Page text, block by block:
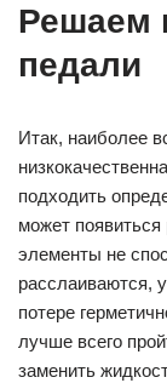
Решаем
педали
Итак, наиболее
подходить
может
элементы не
расслаиваются,
потере
лучше всего
заменить